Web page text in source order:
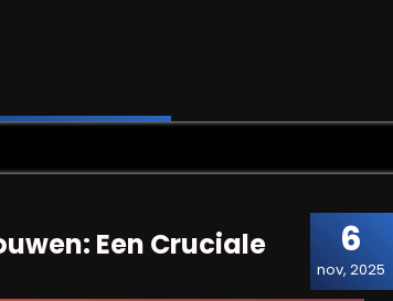
in Gebouwen
6
nov, 2025
Een Cruciale